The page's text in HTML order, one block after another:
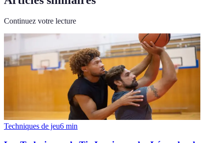
Continuez votre lecture
Techniques de jeu6 min